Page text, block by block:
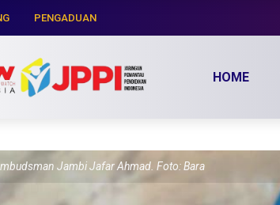
PENGADUAN
HOME
Jambi Jafar Ahmad. Foto: Bara